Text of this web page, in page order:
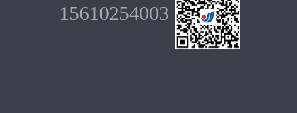
15610254003